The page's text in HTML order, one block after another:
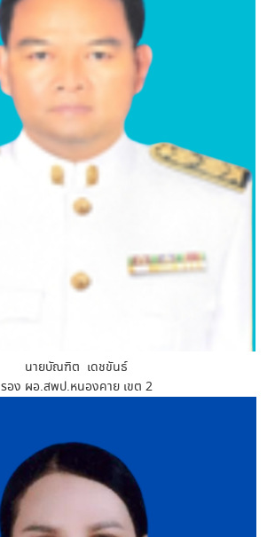
นายบัณฑิต เดชขันธ์
รอง ผอ.สพป.หนองคาย เขต 2